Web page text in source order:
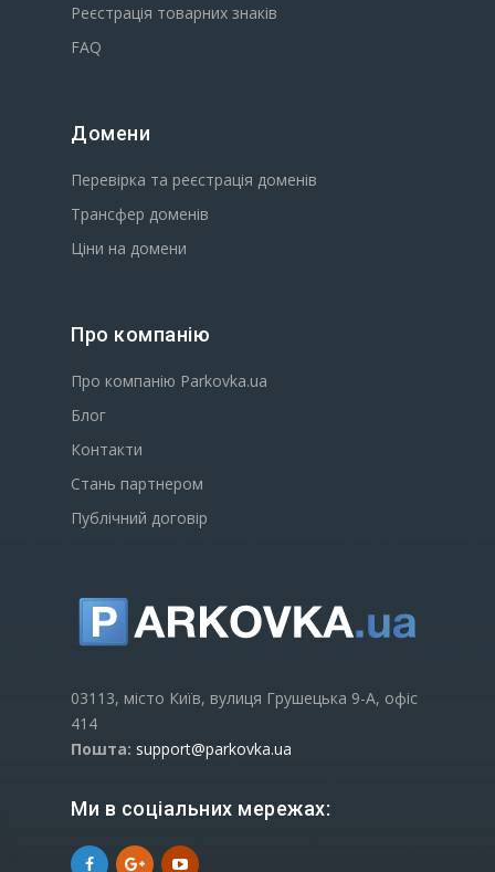
Реєстрація товарних знаків
FAQ
Домени
Перевірка та реєстрація доменів
Трансфер доменів
Ціни на домени
Про компанію
Про компанію Parkovka.ua
Блог
Контакти
Стань партнером
Публічний договір
03113, місто Київ, вулиця Грушецька 9-А, офіс
414
Пошта: support@parkovka.ua
Ми в соціальних мережах: